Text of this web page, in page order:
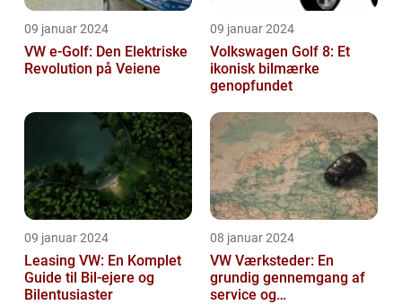
09 januar 2024
VW e-Golf: Den Elektriske
Revolution på Veiene
09 januar 2024
Volkswagen Golf 8: Et
ikonisk bilmærke
genopfundet
09 januar 2024
Leasing VW: En Komplet
Guide til Bil-ejere og
Bilentusiaster
08 januar 2024
VW Værksteder: En
grundig gennemgang af
service og